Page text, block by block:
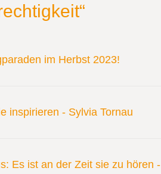
im Herbst 2023!
inspirieren - Sylvia Tornau
Es ist an der Zeit sie zu hören -